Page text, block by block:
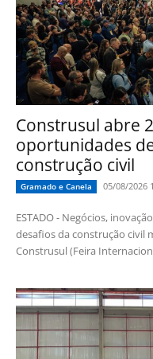
Construsul abre
oportunidades
construção civil
Gramado e Canela 05/08/2026
ESTADO - Negócios,
desafios da construção civil
Construsul (Feira